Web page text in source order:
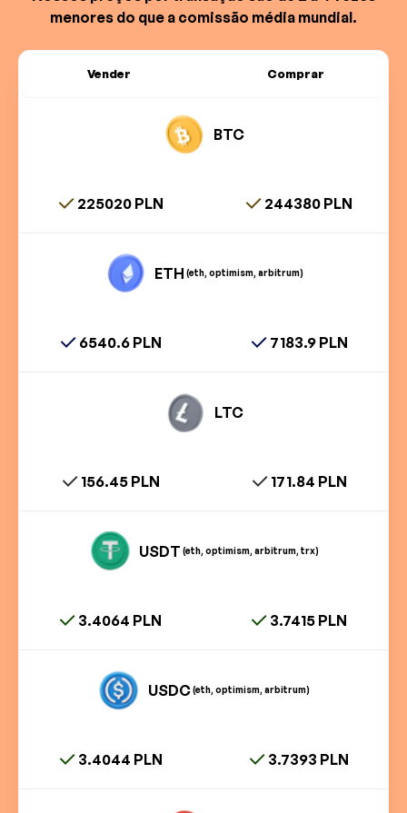
menores do que a comissão média mundial.
Vender Comprar
BTC
225020 PLN 244380 PLN
ETH (eth, optimism, arbitrum)
6540.6 PLN 7183.9 PLN
LTC
156.45 PLN 171.84 PLN
USDT (eth, optimism, arbitrum, trx)
3.4064 PLN 3.7415 PLN
USDC(eth, optimism, arbitrum)
3.4044 PLN 3.7393 PLN